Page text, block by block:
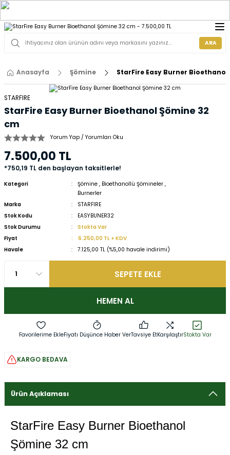
ARA
Anasayfa Şömine StarFire Easy Burner Bioethanol
STARFIRE
StarFire Easy Burner Bioethanol Şömine 32
cm
Yorum Yap / Yorumları Oku
7.500,00 TL
*750,19 TL den başlayan taksitlerle!
Kategori Şömine , Bioethanollü Şömineler ,
Burnerler
Marka
STARFIRE
Stok Kodu
EASYBUNER32
Stok Durumu
Stokta Var
Fiyat
6.250,00 TL + KDV
Havale
7.125,00 TL (%5,00 havale indirimi)
SEPETE EKLE
HEMEN AL
Fiyatı Düşünce Haber VerTavsiye EtKarşılaştırStokta Var
KARGO BEDAVA
Ürün Açıklaması
StarFire Easy Burner Bioethanol
Şömine 32 cm